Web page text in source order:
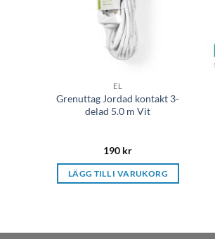
EL
Grenuttag Jordad kontakt 3-
delad 5.0 m Vit
190 kr
LÄGG TILL I VARUKORG